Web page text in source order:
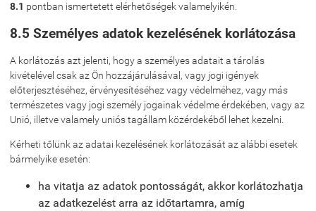
8.1 pontban ismertetett elérhetőségek valamelyikén.
8.5 Személyes adatok kezelésének korlátozása
A korlátozás azt jelenti, hogy a személyes adatait a tárolás
kivételével csak az Ön hozzájárulásával, vagy jogi igények
előterjesztéséhez, érvényesítéséhez vagy védelméhez, vagy más
természetes vagy jogi személy jogainak védelme érdekében, vagy az
Unió, illetve valamely uniós tagállam közérdekéből lehet kezelni.
Kérheti tőlünk az adatai kezelésének korlátozását az alábbi esetek
bármelyike esetén:
ha vitatja az adatok pontosságát, akkor korlátozhatja
az adatkezelést arra az időtartamra, amíg